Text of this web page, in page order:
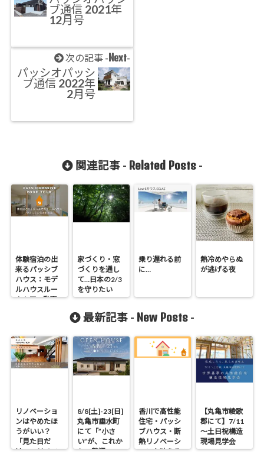
ブ通信 2021年
12月号
次の記事 -Next-
パッシオパッシ
ブ通信 2022年
2月号
関連記事 - Related Posts-
体験宿泊の出
来るパッシブ
ハウス：モデ
ルハウスルー
ムツアー動画
家づくり・窓
づくりを通し
て…日本の2/3
を守りたい
乗り遅れる前
に…
熱冷めやらぬ
が逃げる夜
最新記事 - New Posts -
リノベーショ
ンはやめたほ
うがいい？
「見た目だ
け」のリノベ
8/8[土]-23[日]
丸亀市垂水町
にて「”小さ
い”が、これか
らの贅沢。」
香川で高性能
住宅・パッシ
ブハウス・断
熱リノベーシ
ョンを叶える
【丸亀市綾歌
郡にて】7/11
～土日祝構造
現場見学会